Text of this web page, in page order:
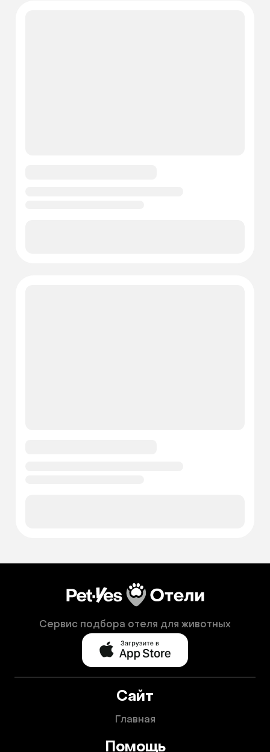
Сервис подбора отеля для животных
Сайт
Главная
Помощь